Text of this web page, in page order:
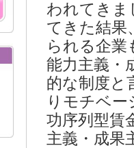
われてきま
てきた結果
られる企
能力主義・
的な制度と
りモチベ
功序列型賃
主義・成果